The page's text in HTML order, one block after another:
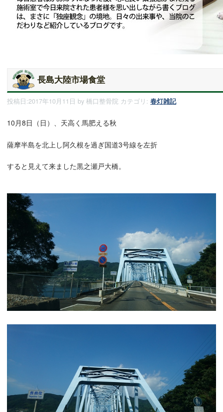
長島大陸市場食堂
投稿日:2017年10月11日 by 橋口整骨院 カテゴリ: 春灯雑記
10月8日（日）、天高く馬肥える秋
薩摩半島を北上し阿久根を過ぎ国道3号線を左折
すると見えて来ました黒之瀬戸大橋。